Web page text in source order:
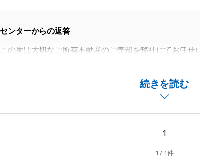
続きを読む
センターからの返答
この度は大切なご所有不動産のご売却を弊社にてお任せ
S様のご協力のおかげで無事お引き渡しをすることができ
今後不動産に関して、お困り事などございましたら、何
1
1 / 1件